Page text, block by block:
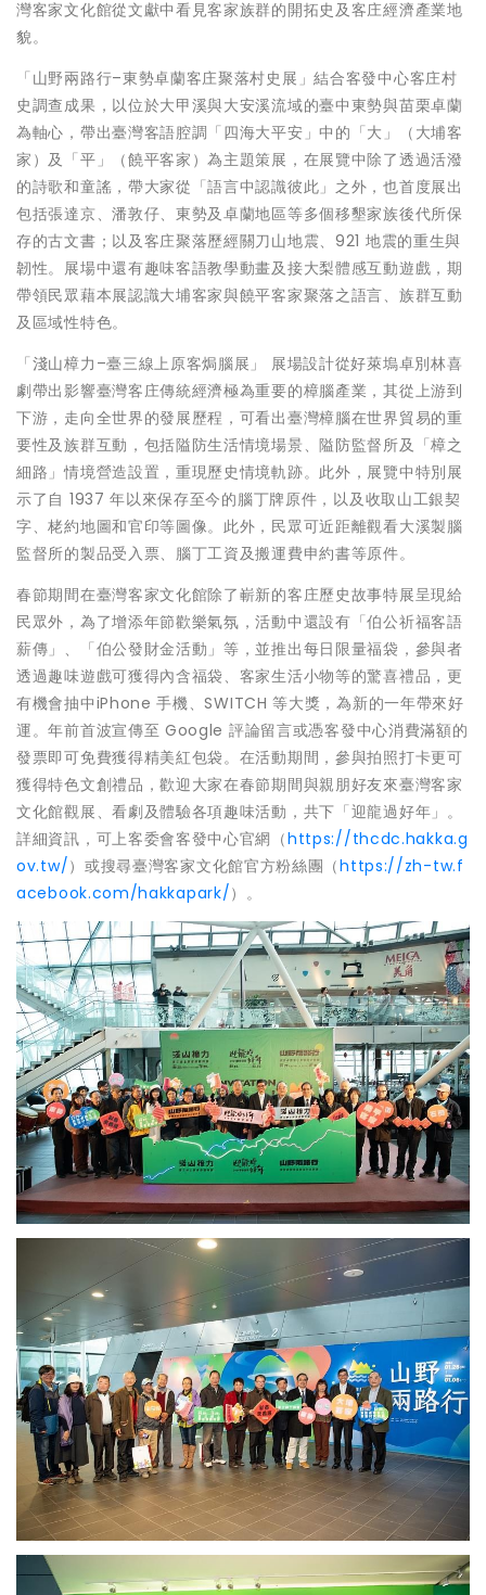
灣客家文化館從文獻中看見客家族群的開拓史及客庄經濟產業地
貌。
「山野兩路行–東勢卓蘭客庄聚落村史展」結合客發中心客庄村
史調查成果，以位於大甲溪與大安溪流域的臺中東勢與苗栗卓蘭
為軸心，帶出臺灣客語腔調「四海大平安」中的「大」（大埔客
家）及「平」（饒平客家）為主題策展，在展覽中除了透過活潑
的詩歌和童謠，帶大家從「語言中認識彼此」之外，也首度展出
包括張達京、潘敦仔、東勢及卓蘭地區等多個移墾家族後代所保
存的古文書；以及客庄聚落歷經關刀山地震、921 地震的重生與
韌性。展場中還有趣味客語教學動畫及接大梨體感互動遊戲，期
帶領民眾藉本展認識大埔客家與饒平客家聚落之語言、族群互動
及區域性特色。
「淺山樟力–臺三線上原客焗腦展」 展場設計從好萊塢卓別林喜
劇帶出影響臺灣客庄傳統經濟極為重要的樟腦產業，其從上游到
下游，走向全世界的發展歷程，可看出臺灣樟腦在世界貿易的重
要性及族群互動，包括隘防生活情境場景、隘防監督所及「樟之
細路」情境營造設置，重現歷史情境軌跡。此外，展覽中特別展
示了自 1937 年以來保存至今的腦丁牌原件，以及收取山工銀契
字、栳約地圖和官印等圖像。此外，民眾可近距離觀看大溪製腦
監督所的製品受入票、腦丁工資及搬運費申約書等原件。
春節期間在臺灣客家文化館除了嶄新的客庄歷史故事特展呈現給
民眾外，為了增添年節歡樂氣氛，活動中還設有「伯公祈福客語
薪傳」、「伯公發財金活動」等，並推出每日限量福袋，參與者
透過趣味遊戲可獲得內含福袋、客家生活小物等的驚喜禮品，更
有機會抽中iPhone 手機、SWITCH 等大獎，為新的一年帶來好
運。年前首波宣傳至 Google 評論留言或憑客發中心消費滿額的
發票即可免費獲得精美紅包袋。在活動期間，參與拍照打卡更可
獲得特色文創禮品，歡迎大家在春節期間與親朋好友來臺灣客家
文化館觀展、看劇及體驗各項趣味活動，共下「迎龍過好年」。
詳細資訊，可上客委會客發中心官網（https://thcdc.hakka.g
ov.tw/）或搜尋臺灣客家文化館官方粉絲團（https://zh-tw.f
acebook.com/hakkapark/）。